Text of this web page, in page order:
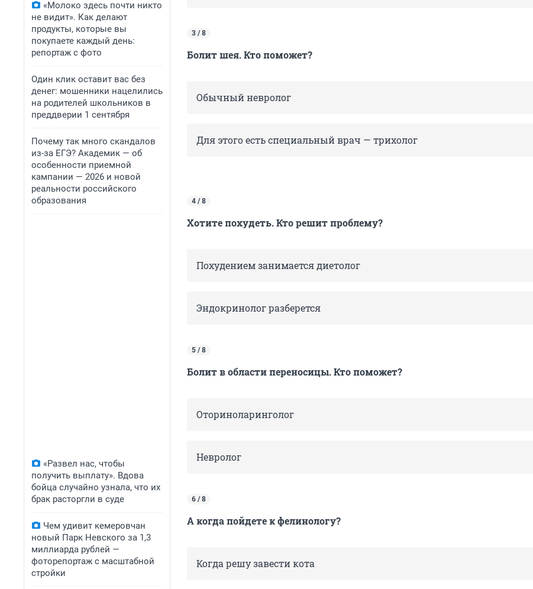
«Молоко здесь почти никто
не видит». Как делают
продукты, которые вы
покупаете каждый день:
репортаж с фото
Один клик оставит вас без
денег: мошенники нацелились
на родителей школьников в
преддверии 1 сентября
Почему так много скандалов
из-за ЕГЭ? Академик — об
особенности приемной
кампании — 2026 и новой
реальности российского
образования
«Развел нас, чтобы
получить выплату». Вдова
бойца случайно узнала, что их
брак расторгли в суде
Чем удивит кемеровчан
новый Парк Невского за 1,3
миллиарда рублей —
фоторепортаж с масштабной
стройки
3 / 8
Болит шея. Кто поможет?
Обычный невролог
Для этого есть специальный врач — трихолог
4 / 8
Хотите похудеть. Кто решит проблему?
Похудением занимается диетолог
Эндокринолог разберется
5 / 8
Болит в области переносицы. Кто поможет?
Оториноларинголог
Невролог
6 / 8
А когда пойдете к фелинологу?
Когда решу завести кота